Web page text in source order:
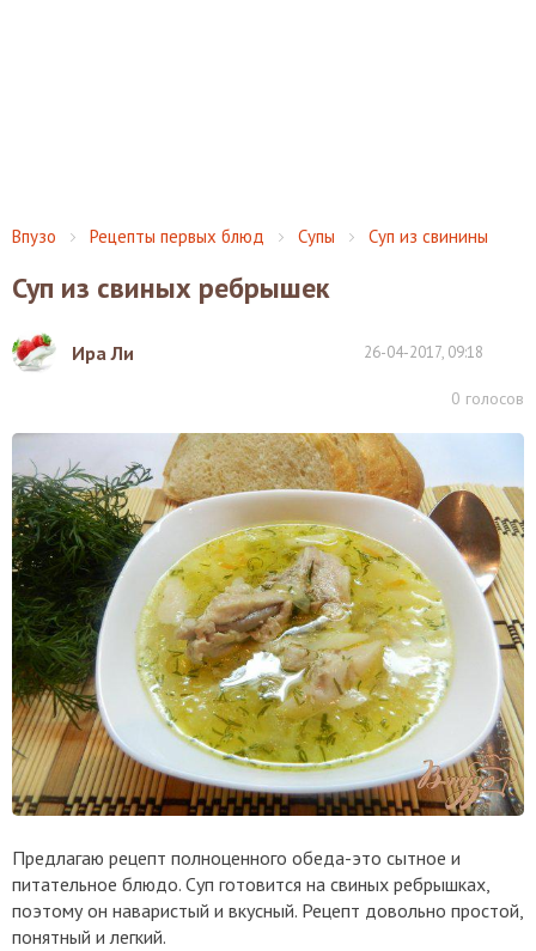
Впузо Рецепты первых блюд Супы Суп из свинины
Суп из свиных ребрышек
Ира Ли 26-04-2017, 09:18
0 голосов
Предлагаю рецепт полноценного обеда-это сытное и
питательное блюдо. Суп готовится на свиных ребрышках,
поэтому он наваристый и вкусный. Рецепт довольно простой,
понятный и легкий.